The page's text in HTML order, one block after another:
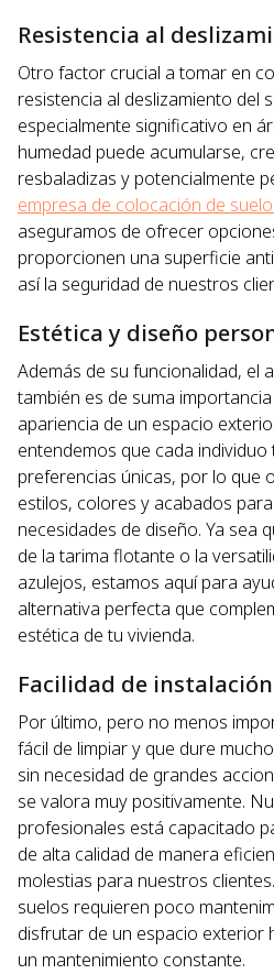
Resistencia al
Otro factor crucial a tomar en
resistencia al deslizamiento del
especialmente significativo en
humedad puede acumularse,
resbaladizas y potencialmente
empresa de colocación de
aseguramos de ofrecer
proporcionen una superficie
así la seguridad de nuestros
Estética y diseño
Además de su funcionalidad, el
también es de suma
apariencia de un espacio
entendemos que cada
preferencias únicas, por lo que
estilos, colores y acabados
necesidades de diseño. Ya sea
de la tarima flotante o la
azulejos, estamos aquí para
alternativa perfecta que
estética de tu vivienda.
Facilidad de
Por último, pero no menos
fácil de limpiar y que dure
sin necesidad de grandes
se valora muy positivamente.
profesionales está capacitado
de alta calidad de manera
molestias para nuestros
suelos requieren poco
disfrutar de un espacio exterior
un mantenimiento constante.